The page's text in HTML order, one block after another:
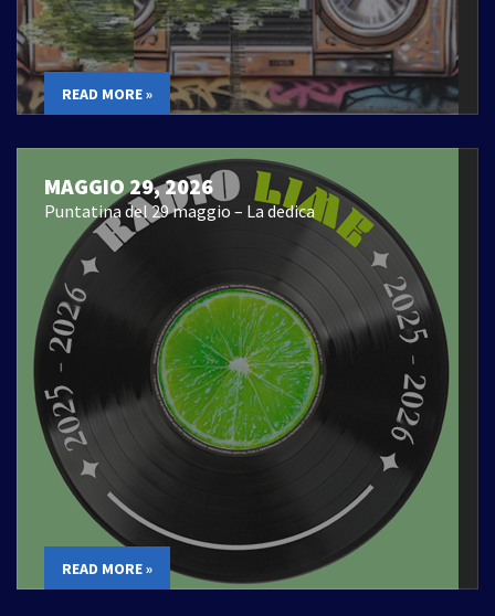
READ MORE »
MAGGIO 29, 2026
Puntatina del 29 maggio – La dedica
READ MORE »